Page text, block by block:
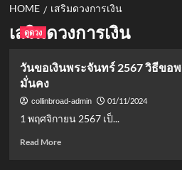
HOME เสริมดวงการเงิน
เสริมดวงการเงิน
ดูดวง
วันขอเงินพระจันทร์ 2567 วิธีขอพ
มั่นคง
collinbroad-admin 01/11/2024
1 พฤศจิกายน 2567 เป็...
Read MoreRead